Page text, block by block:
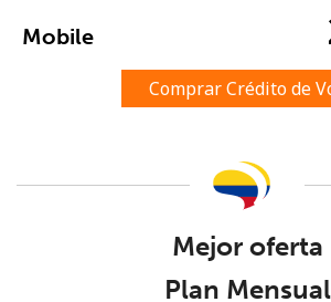
Una letra mayúscula y una minúscula
Un caracter especial
Mantente en contacto para recibir
Mobile
Comprar Crédito de
Mejor oferta
Plan Mensual